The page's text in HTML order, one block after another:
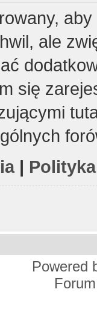
ale
się
|
Powered